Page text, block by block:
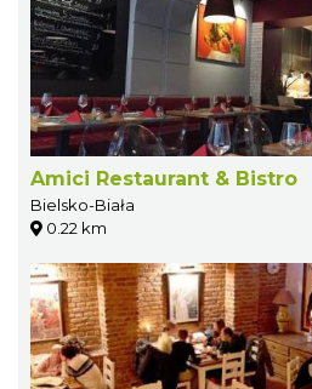
Amici Restaurant & Bistro
Bielsko-Biała
0.22 km